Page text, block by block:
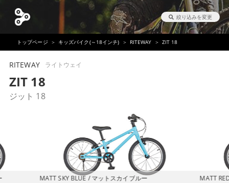
絞り込みを変更
トップページ キッズバイク(～18インチ) RITEWAY ZIT 18
MATT SKY BLUE / マットスカイブルー MATT
RITEWAY ライトウェイ
ZIT 18
ジット 18